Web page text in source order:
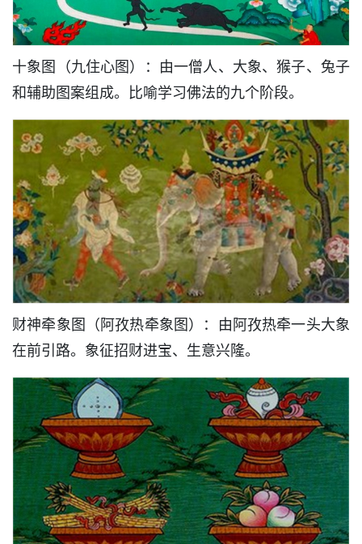
十象图（九住心图）：由一僧人、大象、猴子、兔子
和辅助图案组成。比喻学习佛法的九个阶段。
财神牵象图（阿孜热牵象图）：由阿孜热牵一头大象
在前引路。象征招财进宝、生意兴隆。